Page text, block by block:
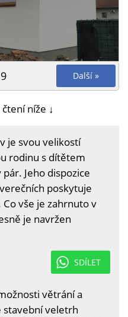
Další »
níže ↓
je svou velikostí
rodinu s dítětem
Jeho dispozice
poskytuje
vše je zahrnuto v
je navržen
SDÍLET
větrání a
stavební veletrh